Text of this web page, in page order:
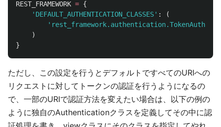
REST_FRAMEWORK = {
' DEFAULT_AUTHENTICATION_CLASSES' :
(
'
)
}
ただし、この設定を行うとデフォルトですべてのURIへの
リクエストに対してトークンの認証を行うようになるの
で、一部のURIで認証方法を変えたい場合は、以下の例の
ように独自のAuthenticationクラスを定義してその中に認